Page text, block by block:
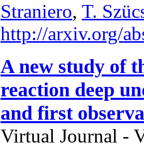
Straniero, T.
http://arxiv.org/
A new study of
reaction deep
and first
Virtual Journal -